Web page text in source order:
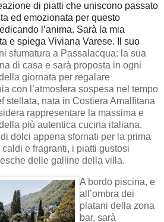
di piatti che uniscono passato
ed emozionata per questo
l’anima. Sarà la mia
e spiega Viviana Varese. Il suo
sfumatura a Passalacqua: la sua
di casa e sarà proposta in ogni
giornata per regalare
con l’atmosfera sospesa nel tempo
stellata, nata in Costiera Amalfitana
rappresentare la massima e
più autentica cucina italiana.
dolci appena sfornati per la prima
e fragranti, i piatti gustosi
delle galline della villa.
A bordo piscina, e
all’ombra dei
platani della zona
bar, sarà